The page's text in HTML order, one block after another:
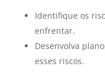
Identifique os
enfrentar.
Desenvolva
esses riscos.